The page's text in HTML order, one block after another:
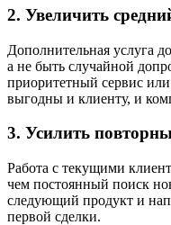
2. Увеличить
Дополнительная услуга
а не быть случайной
приоритетный сервис
выгодны и клиенту, и
3. Усилить
Работа с текущими
чем постоянный поиск
следующий продукт и
первой сделки.